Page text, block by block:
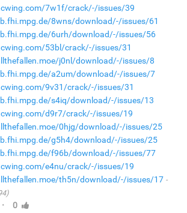
7w1f/crack/-/issues/39
8wns/download/-/issues/61
6urh/download/-/issues/56
53bl/crack/-/issues/31
j0nl/download/-/issues/8
a2um/download/-/issues/7
9v31/crack/-/issues/31
s4iq/download/-/issues/13
d9r7/crack/-/issues/19
0hjg/download/-/issues/25
g5h4/download/-/issues/25
f96b/download/-/issues/77
e4nu/crack/-/issues/19
th5n/download/-/issues/17
· 0